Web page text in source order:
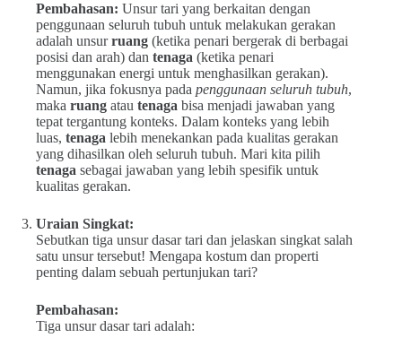
Pembahasan: Unsur tari yang berkaitan dengan
penggunaan seluruh tubuh untuk melakukan gerakan
adalah unsurruang (ketika penari bergerak di berbagai
posisi dan arah) dan tenaga (ketika penari
menggunakan energi untuk menghasilkan gerakan).
Namun, jika fokusnya pada penggunaan seluruh tubuh,
maka ruang atau tenaga bisa menjadi jawaban yang
tepat tergantung konteks. Dalam konteks yang lebih
luas, tenaga lebih menekankan pada kualitas gerakan
yang dihasilkan oleh seluruh tubuh. Mari kita pilih
tenaga sebagai jawaban yang lebih spesifik untuk
kualitas gerakan.
Uraian Singkat:
Sebutkan tiga unsur dasar tari dan jelaskan singkat salah
satu unsur tersebut! Mengapa kostum dan properti
penting dalam sebuah pertunjukan tari?
Pembahasan:
Tiga unsur dasar tari adalah: